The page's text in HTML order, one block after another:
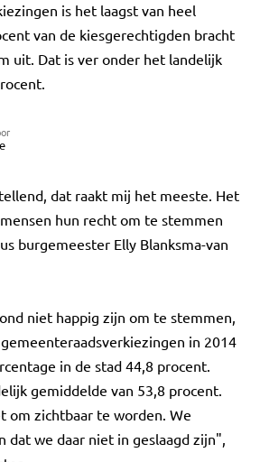
is het laagst van heel
van de kiesgerechtigden bracht
uit. Dat is ver onder het landelijk
dat raakt mij het meeste. Het
hun recht om te stemmen
burgemeester Elly Blanksma-van
niet happig zijn om te stemmen,
in 2014
in de stad 44,8 procent.
gemiddelde van 53,8 procent.
om zichtbaar te worden. We
dat we daar niet in geslaagd zijn",